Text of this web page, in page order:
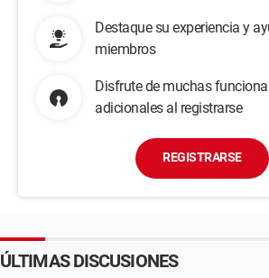
Destaque su experiencia y
miembros
Disfrute de muchas
adicionales al registrarse
REGISTRARSE
ÚLTIMAS DISCUSIONES